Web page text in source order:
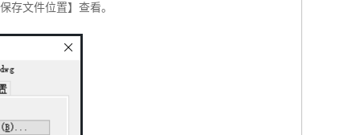
存文件位置】查看。